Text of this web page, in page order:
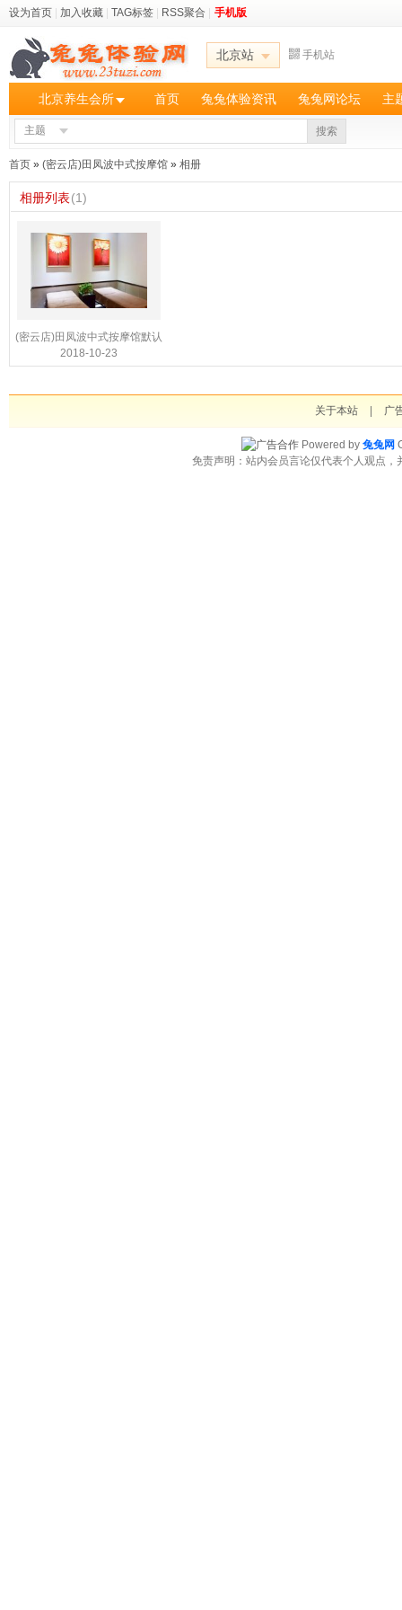
设为首页 加入收藏 TAG标签 RSS聚合 手机版
北京站 手机站
北京养生会所 首页 兔兔体验资讯 兔兔网论坛 主
主题 搜索
首页 » (密云店)田凤波中式按摩馆 » 相册
相册列表(1)
(密云店)田凤波中式按摩馆默认
2018-10-23
关于本站 广
Powered by 兔兔网
免责声明：站内会员言论仅代表个人观点